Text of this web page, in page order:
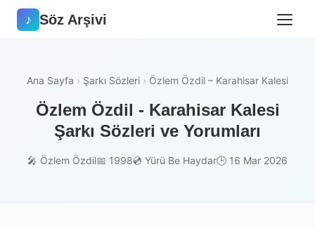
♪ Söz Arşivi
Ana Sayfa › Şarkı Sözleri › Özlem Özdil – Karahisar Kalesi
Özlem Özdil - Karahisar Kalesi
Şarkı Sözleri ve Yorumları
🎤 Özlem Özdil📅 1998💿 Yürü Be Haydar🕒 16 Mar 2026